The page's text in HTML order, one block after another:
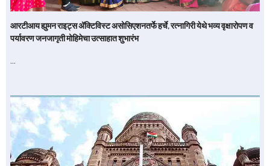
आरटीआय ह्युमन राइट्स अ‍ॅक्टिविस्ट असोसिएशनतर्फे हर्चे, रत्नागिरी येथे भव्य वृक्षारोपण व
पर्यावरण जनजागृती मोहिमेचा उत्साहात शुभारंभ
…